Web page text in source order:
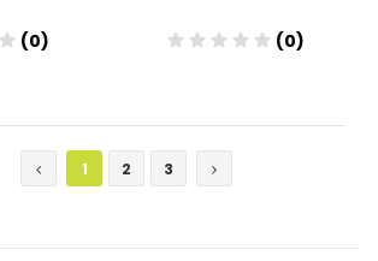
(0) (0)
1
2 3